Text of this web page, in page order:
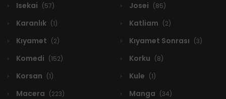
Isekai (57) Josei (85)
Karanlık (1) Katliam (2)
Kıyamet (2) Kıyamet Sonrası (3)
Komedi (152) Korku (8)
Korsan (1) Kule (1)
Macera (223) Manga (34)